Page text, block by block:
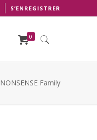
S’ENREGISTRER
0
NONSENSE Family